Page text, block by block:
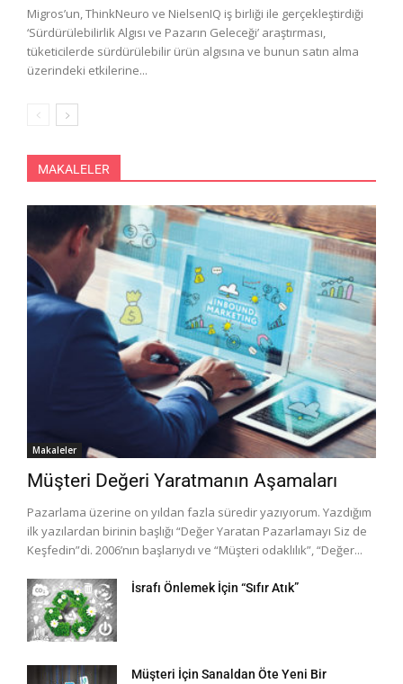
Migros’un, ThinkNeuro ve NielsenIQ iş birliği ile gerçekleştirdiği
‘Sürdürülebilirlik Algısı ve Pazarın Geleceği’ araştırması,
tüketicilerde sürdürülebilir ürün algısına ve bunun satın alma
üzerindeki etkilerine...
MAKALELER
Makaleler
Müşteri Değeri Yaratmanın Aşamaları
Pazarlama üzerine on yıldan fazla süredir yazıyorum. Yazdığım
ilk yazılardan birinin başlığı “Değer Yaratan Pazarlamayı Siz de
Keşfedin”di. 2006’nın başlarıydı ve “Müşteri odaklılık”, “Değer...
İsrafı Önlemek İçin “Sıfır Atık”
Müşteri İçin Sanaldan Öte Yeni Bir